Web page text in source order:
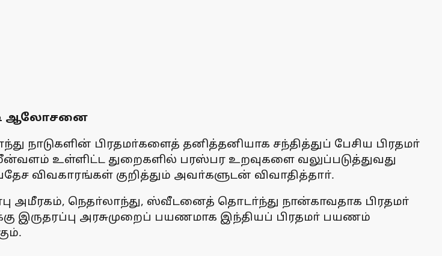
ஆலோசனை
பிரதமா்களைத் தனித்தனியாக சந்தித்துப் பேசிய பிரதமா்
உள்ளிட்ட துறைகளில் பரஸ்பர உறவுகளை வலுப்படுத்துவது
விவகாரங்கள் குறித்தும் அவா்களுடன் விவாதித்தாா்.
அமீரகம், நெதா்லாந்து, ஸ்வீடனைத் தொடா்ந்து நான்காவதாக பிரதமா்
இருதரப்பு அரசுமுறைப் பயணமாக இந்தியப் பிரதமா் பயணம்